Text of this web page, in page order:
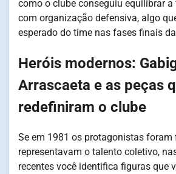
como o clube conseguiu equilibrar
com organização defensiva, algo
esperado do time nas fases finais
Heróis modernos:
Arrascaeta e as peças
redefiniram o clube
Se em 1981 os protagonistas foram
representavam o talento coletivo,
recentes você identifica figuras que